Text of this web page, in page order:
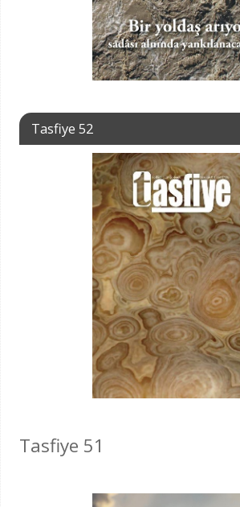
Tasfiye 52
Tasfiye 51